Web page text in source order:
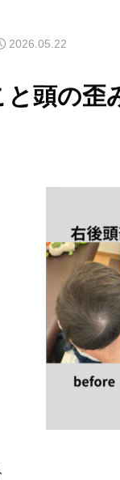
2026.05.22
と頭の歪